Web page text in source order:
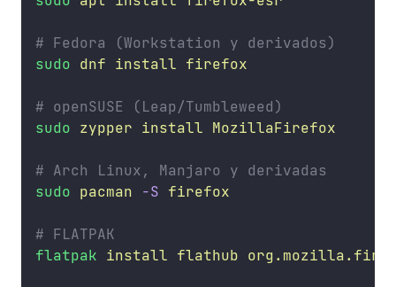
# Fedora (Workstation y derivados)
sudo dnf install firefox
# openSUSE (Leap/Tumbleweed)
sudo zypper install MozillaFirefox
# Arch Linux, Manjaro y derivadas
sudo pacman -S firefox
# FLATPAK
flatpak install flathub